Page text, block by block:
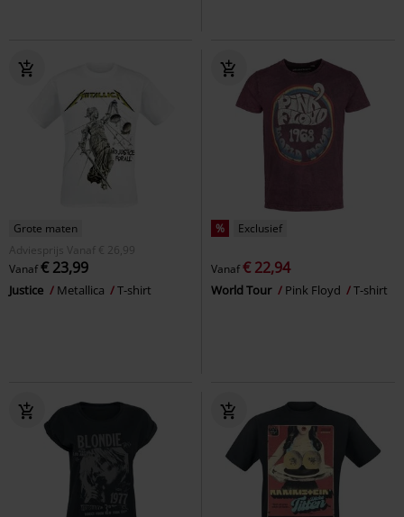
Grote maten
Adviesprijs
Vanaf € 26,99
Vanaf€ 23,99
Justice Metallica T-shirt
% Exclusief
Vanaf€ 22,94
World Tour Pink Floyd T-shirt